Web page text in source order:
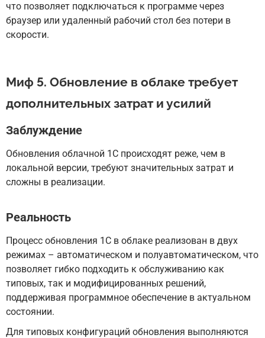
что позволяет подключаться к программе через
браузер или удаленный рабочий стол без потери в
скорости.
Миф 5. Обновление в облаке требует
дополнительных затрат и усилий
Заблуждение
Обновления облачной 1С происходят реже, чем в
локальной версии, требуют значительных затрат и
сложны в реализации.
Реальность
Процесс обновления 1С в облаке реализован в двух
режимах – автоматическом и полуавтоматическом, что
позволяет гибко подходить к обслуживанию как
типовых, так и модифицированных решений,
поддерживая программное обеспечение в актуальном
состоянии.
Для типовых конфигураций обновления выполняются